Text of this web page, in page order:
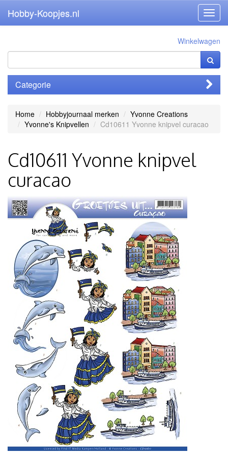
Hobby-Koopjes.nl
Winkelwagen
Categorie
Home Hobbyjournaal merken
Yvonne Creations
Yvonne's Knipvellen
Cd10611 Yvonne knipvel curacao
Cd10611 Yvonne knipvel
curacao